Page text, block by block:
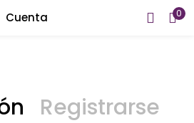
Cuenta 0
REGISTRARSE
Registrarse